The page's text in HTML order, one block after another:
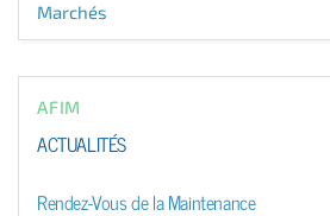
Marchés
AFIM
ACTUALITÉS
Rendez-Vous de la Maintenance